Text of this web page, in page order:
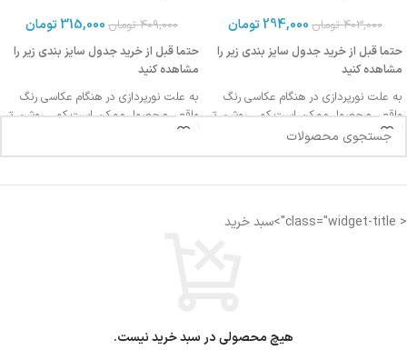
403,000 تومان 294,000تومان
حتما قبل از خرید جدول سایز بندی زیر را
مشاهده کنید
به علت نورپردازی در هنگام عکاسی رنگ
واقعی محصول ممکن است کمی روشن تر
یا تیره تر باشد
اندازه کمر: 29 الی 30 سانتی متر
اندازه فاق : 22 الی 23 سانتی متر
409,000 تومان 315,000تومان
حتما قبل از خرید جدول سایز بندی زیر را
مشاهده کنید
به علت نورپردازی در هنگام عکاسی رنگ
واقعی محصول ممکن است کمی روشن تر
یا تیره تر باشد
زدگی
< class="widget-title">سبد خرید
هیچ محصولی در سبد خرید نیست.